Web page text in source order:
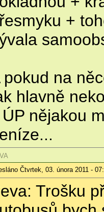
+
pokud na
hlavně
nějakou
Čtvrtek, 03. února 2011 -
Trošku